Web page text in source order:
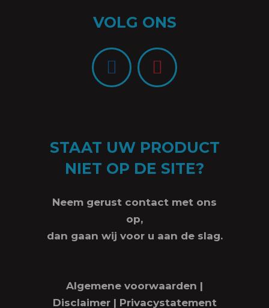
VOLG ONS
STAAT UW PRODUCT
NIET OP DE SITE?
Neem gerust contact met ons
op,
dan gaan wij voor u aan de slag.
Algemene voorwaarden |
Disclaimer| Privacystatement